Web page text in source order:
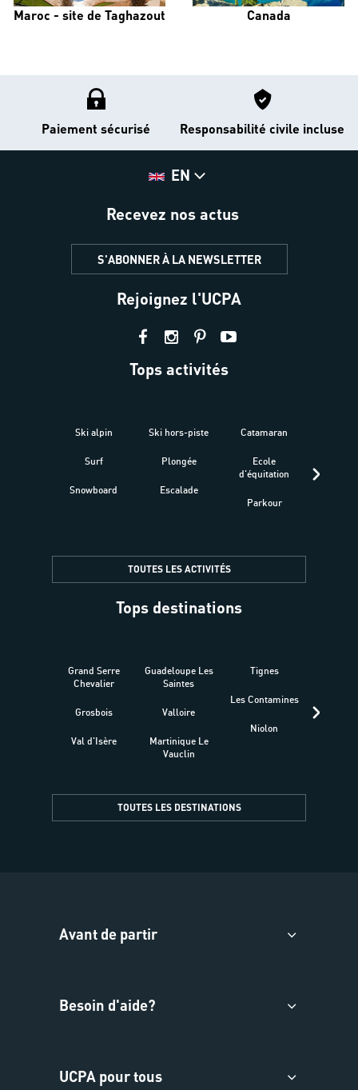
Maroc - site de Taghazout Canada
Paiement sécurisé Responsabilité civile incluse
EN
Recevez nos actus
S'ABONNER À LA NEWSLETTER
Rejoignez l'UCPA
Tops activités
Ski alpin
Surf
Snowboard
Ski hors-piste
Plongée
Escalade
Catamaran
Ecole
d'équitation
Parkour
TOUTES LES ACTIVITÉS
Tops destinations
Grand Serre
Chevalier
Grosbois
Val d'Isère
Guadeloupe Les
Saintes
Valloire
Martinique Le
Vauclin
Tignes
Les Contamines
Niolon
TOUTES LES DESTINATIONS
Avant de partir
Besoin d'aide?
UCPA pour tous